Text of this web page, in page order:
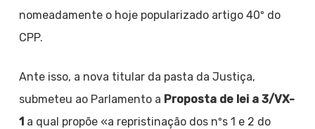
nomeadamente o hoje popularizado artigo 40º do
CPP.
Ante isso, a nova titular da pasta da Justiça,
submeteu ao Parlamento a Proposta de lei a 3/VX-
1a qual propõe «a repristinação dos nºs 1 e 2 do